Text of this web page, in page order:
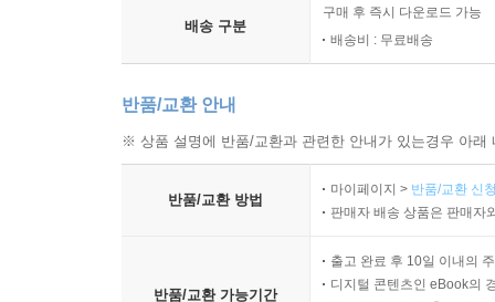
광원의 지향성에 따른 분류
배송 구분
구매 후 즉시 다운로드 가능
배송비 : 무료배송
반품/교환 안내
※ 상품 설명에 반품/교환과 관련한 안내가 있는경우 아
반품/교환 방법
마이페이지 > 반품/교환 신
판매자 배송 상품은 판매자
반품/교환 가능기간
출고 완료 후 10일 이내의
디지털 콘텐츠인 eBook의